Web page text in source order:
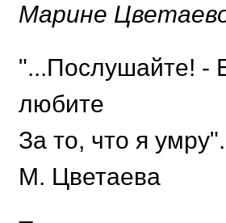
Марине
"...Послушайте! -
любите
За то, что я умру".
М. Цветаева